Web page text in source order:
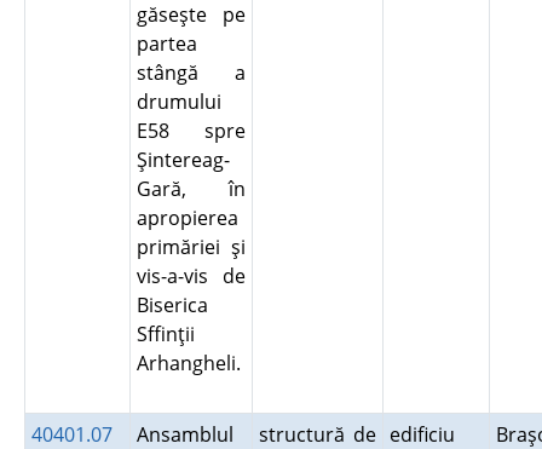
găseşte pe
partea
stângă a
drumului
E58 spre
Şintereag-
Gară, în
apropierea
primăriei şi
vis-a-vis de
Biserica
Sffinţii
Arhangheli.
40401.07
Ansamblul
structură de edificiu